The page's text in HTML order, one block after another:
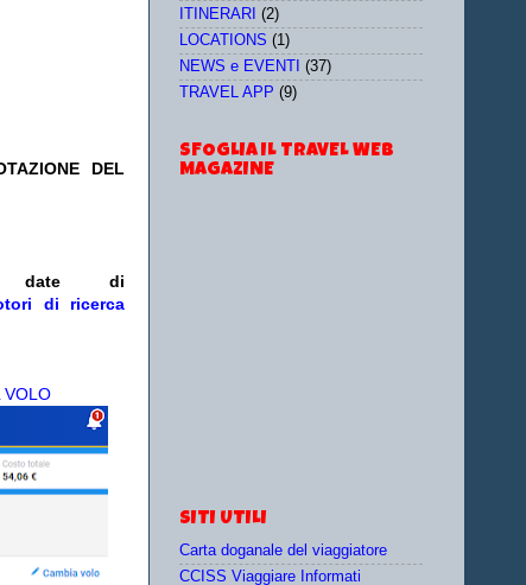
DEL
o date di
di ricerca
VOLO
ITINERARI (2)
LOCATIONS (1)
NEWS e EVENTI
(37)
TRAVEL APP (9)
SFOGLIA IL TRAVEL WEB
MAGAZINE
SITI UTILI
Carta doganale del viaggiatore
CCISS Viaggiare Informati